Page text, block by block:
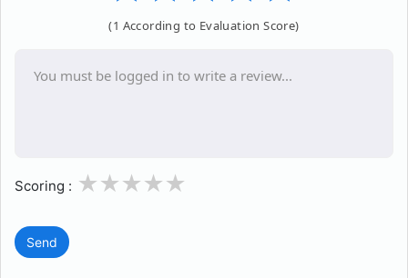
(1 According to Evaluation Score)
Scoring : 3
2
1
Send